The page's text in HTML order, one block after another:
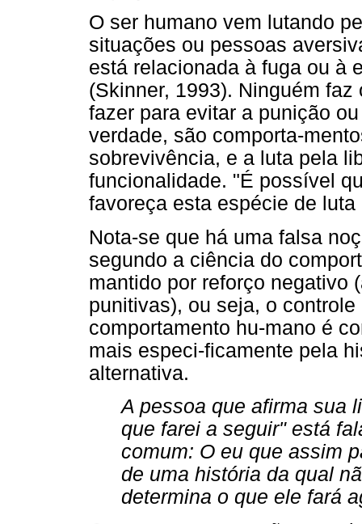
O ser humano vem lutando
situações ou pessoas
está relacionada à fuga ou à
(Skinner, 1993). Ninguém
fazer para evitar a punição
verdade, são comporta-
sobrevivência, e a luta pela
funcionalidade. "É possível
favoreça esta espécie de
Nota-se que há uma falsa
segundo a ciência do
mantido por reforço negativo
punitivas), ou seja, o
comportamento hu-mano é
mais especi-ficamente pela
alternativa.
A pessoa que afirma sua
que farei a seguir" está
comum: O eu que assim
de uma história da qual
determina o que ele fará